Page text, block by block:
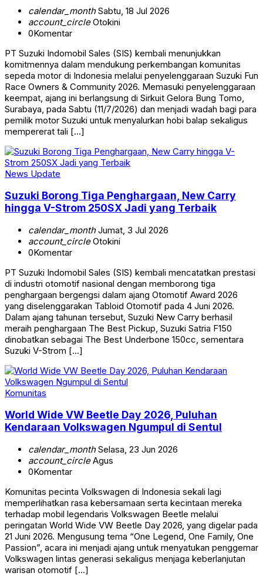
calendar_monthSabtu, 18 Jul 2026
account_circleOtokini
0Komentar
PT Suzuki Indomobil Sales (SIS) kembali menunjukkan
komitmennya dalam mendukung perkembangan komunitas
sepeda motor di Indonesia melalui penyelenggaraan Suzuki Fun
Race Owners & Community 2026. Memasuki penyelenggaraan
keempat, ajang ini berlangsung di Sirkuit Gelora Bung Tomo,
Surabaya, pada Sabtu (11/7/2026) dan menjadi wadah bagi para
pemilik motor Suzuki untuk menyalurkan hobi balap sekaligus
mempererat tali […]
News Update
Suzuki Borong Tiga Penghargaan, New Carry
hingga V-Strom 250SX Jadi yang Terbaik
calendar_monthJumat, 3 Jul 2026
account_circleOtokini
0Komentar
PT Suzuki Indomobil Sales (SIS) kembali mencatatkan prestasi
di industri otomotif nasional dengan memborong tiga
penghargaan bergengsi dalam ajang Otomotif Award 2026
yang diselenggarakan Tabloid Otomotif pada 4 Juni 2026.
Dalam ajang tahunan tersebut, Suzuki New Carry berhasil
meraih penghargaan The Best Pickup, Suzuki Satria F150
dinobatkan sebagai The Best Underbone 150cc, sementara
Suzuki V-Strom […]
Komunitas
World Wide VW Beetle Day 2026, Puluhan
Kendaraan Volkswagen Ngumpul di Sentul
calendar_monthSelasa, 23 Jun 2026
account_circleAgus
0Komentar
Komunitas pecinta Volkswagen di Indonesia sekali lagi
memperlihatkan rasa kebersamaan serta kecintaan mereka
terhadap mobil legendaris Volkswagen Beetle melalui
peringatan World Wide VW Beetle Day 2026, yang digelar pada
21 Juni 2026. Mengusung tema “One Legend, One Family, One
Passion”, acara ini menjadi ajang untuk menyatukan penggemar
Volkswagen lintas generasi sekaligus menjaga keberlanjutan
warisan otomotif […]